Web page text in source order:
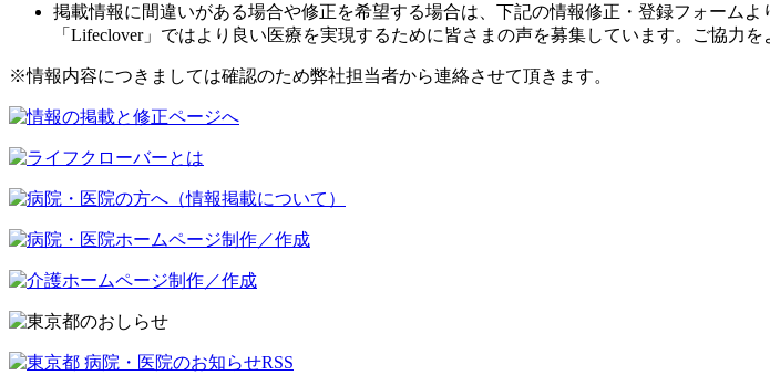
掲載情報に間違いがある場合や修正を希望する場合は、下記の情報修正・登録フォームよ
「Lifeclover」ではより良い医療を実現するために皆さまの声を募集しています。ご協力を
※情報内容につきましては確認のため弊社担当者から連絡させて頂きます。